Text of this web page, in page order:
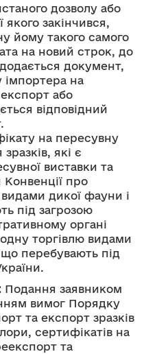
дозволу або
якого закінчився,
йому такого самого
на новий строк, до
документ,
імпортера на
або
відповідний
на пересувну
які є
виставки та
про
дикої фауни і
під загрозою
органі
торгівлю видами
перебувають під
Подання заявником
вимог Порядку
та експорт зразків
сертифікатів на
та